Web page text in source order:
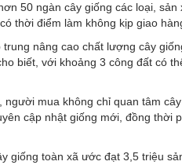
50 ngàn cây giống các loại,
thời điểm làm không kịp giao
nâng cao chất lượng cây
biết, với khoảng 3 công đất có
mua không chỉ quan tâm
cập nhật giống mới, đồng thời
giống toàn xã ước đạt 3,5 triệu